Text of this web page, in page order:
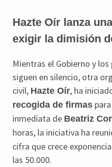
Hazte Oír lanza
exigir la dimisión
Mientras el Gobierno y
siguen en silencio, otra
civil, Hazte Oír, ha
recogida de firmas
inmediata de Beatriz
horas, la iniciativa ha
cifra que crece
las 50.000.